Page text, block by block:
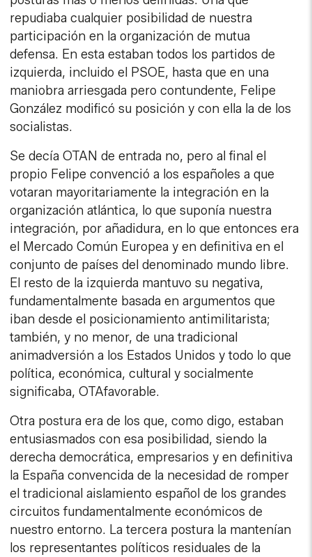
repudiaba cualquier posibilidad de nuestra
participación en la organización de mutua
defensa. En esta estaban todos los partidos de
izquierda, incluido el PSOE, hasta que en una
maniobra arriesgada pero contundente, Felipe
González modificó su posición y con ella la de los
socialistas.
Se decía OTAN de entrada no, pero al final el
propio Felipe convenció a los españoles a que
votaran mayoritariamente la integración en la
organización atlántica, lo que suponía nuestra
integración, por añadidura, en lo que entonces era
el Mercado Común Europea y en definitiva en el
conjunto de países del denominado mundo libre.
El resto de la izquierda mantuvo su negativa,
fundamentalmente basada en argumentos que
iban desde el posicionamiento antimilitarista;
también, y no menor, de una tradicional
animadversión a los Estados Unidos y todo lo que
política, económica, cultural y socialmente
significaba, OTAfavorable.
Otra postura era de los que, como digo, estaban
entusiasmados con esa posibilidad, siendo la
derecha democrática, empresarios y en definitiva
la España convencida de la necesidad de romper
el tradicional aislamiento español de los grandes
circuitos fundamentalmente económicos de
nuestro entorno. La tercera postura la mantenían
los representantes políticos residuales de la